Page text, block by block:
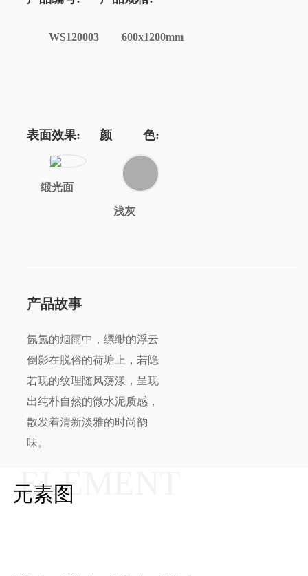
WS120003 600x1200mm
表面效果:
缎光面
颜 色:
浅灰
产品故事
氤氲的烟雨中，缥缈的浮云
倒影在脱俗的荷塘上，若隐
若现的纹理随风荡漾，呈现
出纯朴自然的微水泥质感，
散发着清新淡雅的时尚韵
味。
元素图
ELEMENT